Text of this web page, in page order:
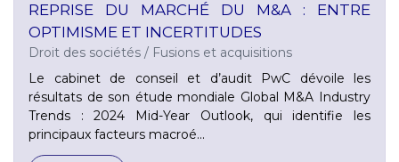
REPRISE DU MARCHÉ DU M&A : ENTRE
OPTIMISME ET INCERTITUDES
Droit des sociétés / Fusions et acquisitions
Le cabinet de conseil et d’audit PwC dévoile les
résultats de son étude mondiale Global M&A Industry
Trends : 2024 Mid-Year Outlook, qui identifie les
principaux facteurs macroé...